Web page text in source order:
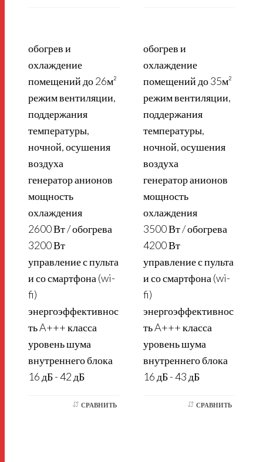
обогрев и
охлаждение
помещений до 26м²
режим вентиляции,
поддержания
температуры,
ночной, осушения
воздуха
генератор анионов
мощность
охлаждения
2600 Вт / обогрева
3200 Вт
управление с пульта
и со смартфона (wi-
fi)
энергоэффективнос
ть A+++ класса
уровень шума
внутреннего блока
16 дБ - 42 дБ
СРАВНИТЬ
обогрев и
охлаждение
помещений до 35м²
режим вентиляции,
поддержания
температуры,
ночной, осушения
воздуха
генератор анионов
мощность
охлаждения
3500 Вт / обогрева
4200 Вт
управление с пульта
и со смартфона (wi-
fi)
энергоэффективнос
ть A+++ класса
уровень шума
внутреннего блока
16 дБ - 43 дБ
СРАВНИТЬ